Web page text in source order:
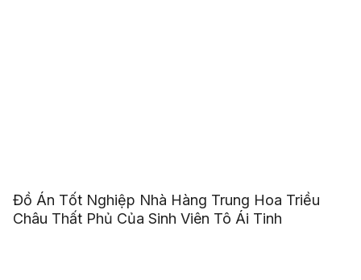
Đồ Án Tốt Nghiệp Nhà Hàng Trung Hoa Triều
Châu Thất Phủ Của Sinh Viên Tô Ái Tinh